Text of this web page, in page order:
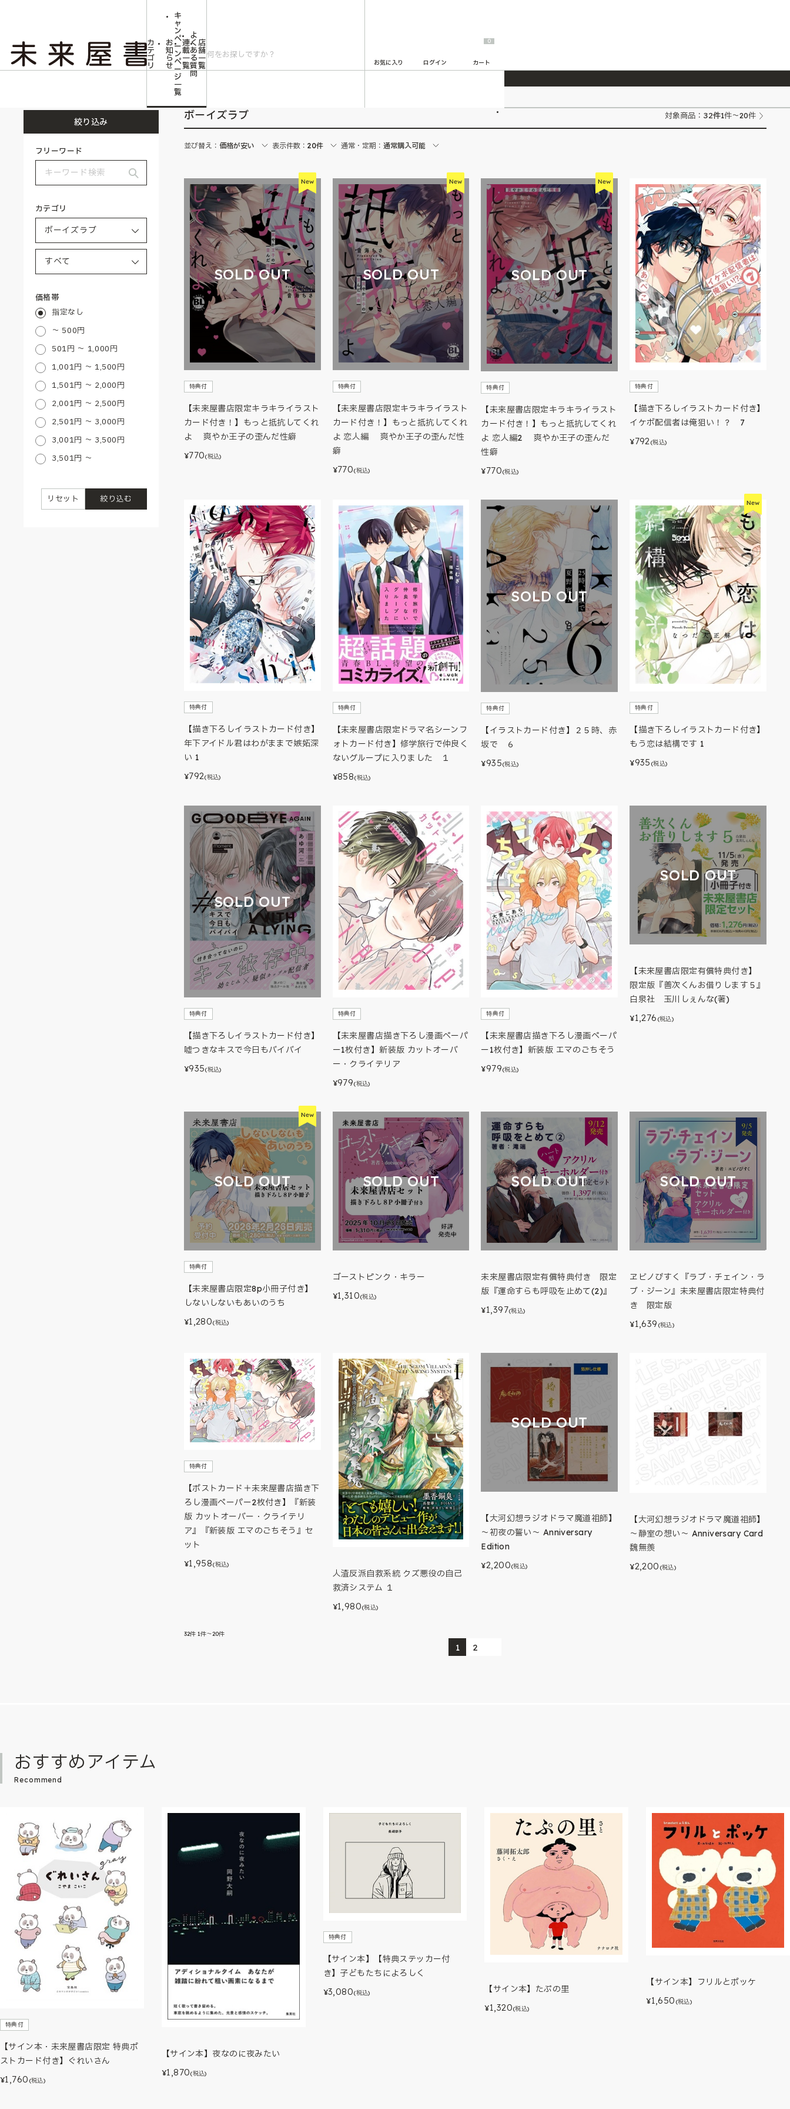
2026/7/23 『ONE PIECE magazine 021 ONE PIECEカード付き同梱版』発売延期のご案内
カ
テ
ゴ
リ
お
知
ら
せ
キ
ャ
ン
ペ
ー
ン
ペ
ー
ジ
一
覧
連
載
一
覧
よ
く
あ
る
質
問
店
舗
一
覧
お気に入り ログイン
0
カート
絞り込み
フリーワード
カテゴリ
価格帯
指定なし
～ 500円
501円 ～ 1,000円
1,001円 ～ 1,500円
1,501円 ～ 2,000円
2,001円 ～ 2,500円
2,501円 ～ 3,000円
3,001円 ～ 3,500円
3,501円 ～
絞り込む
リセット
ボーイズラブ 対象商品： 32件1件～20件
並び替え： 価格が安い 表示件数： 20件 通常・定期： 通常購入可能
SOLD OUT
特典付
【未来屋書店限定キラキライラスト
カード付き！】もっと抵抗してくれ
よ 爽やか王子の歪んだ性癖
¥770(税込)
SOLD OUT
特典付
【未来屋書店限定キラキライラスト
カード付き！】もっと抵抗してくれ
よ 恋人編 爽やか王子の歪んだ性
癖
¥770(税込)
SOLD OUT
特典付
【未来屋書店限定キラキライラスト
カード付き！】もっと抵抗してくれ
よ 恋人編2 爽やか王子の歪んだ
性癖
¥770(税込)
特典付
【描き下ろしイラストカード付き】
イケボ配信者は俺狙い！？ 7
¥792(税込)
特典付
【描き下ろしイラストカード付き】
年下アイドル君はわがままで嫉妬深
い 1
¥792(税込)
特典付
【未来屋書店限定ドラマ名シーンフ
ォトカード付き】修学旅行で仲良く
ないグループに入りました １
¥858(税込)
SOLD OUT
特典付
【イラストカード付き】２５時、赤
坂で ６
¥935(税込)
特典付
【描き下ろしイラストカード付き】
もう恋は結構です 1
¥935 (税込)
SOLD OUT
特典付
【描き下ろしイラストカード付き】
嘘つきなキスで今日もバイバイ
¥935(税込)
特典付
【未来屋書店描き下ろし漫画ペーパ
ー1枚付き】新装版 カットオーバ
ー・クライテリア
¥979(税込)
特典付
【未来屋書店描き下ろし漫画ペーパ
ー1枚付き】新装版 エマのごちそう
¥979(税込)
SOLD OUT
【未来屋書店限定有償特典付き】
限定版『善次くんお借りします５』
白泉社 玉川しぇんな(著)
¥1,276 (税込)
SOLD OUT
特典付
【未来屋書店限定8p小冊子付き】
しないしないもあいのうち
¥1,280(税込)
SOLD OUT
ゴーストピンク・キラー
¥1,310(税込)
SOLD OUT
未来屋書店限定有償特典付き 限定
版『運命すらも呼吸を止めて(2)』
¥1,397(税込)
SOLD OUT
ヱビノびすく『ラブ・チェイン・ラ
ブ・ジーン』未来屋書店限定特典付
き 限定版
¥1,639 (税込)
特典付
【ポストカード＋未来屋書店描き下
ろし漫画ペーパー2枚付き】『新装
版 カットオーバー・クライテリ
ア』『新装版 エマのごちそう』セ
ット
¥1,958(税込)
人渣反派自救系統 クズ悪役の自己
救済システム １
¥1,980(税込)
SOLD OUT
【大河幻想ラジオドラマ魔道祖師】
～初夜の誓い～ Anniversary
Edition
¥2,200(税込)
【大河幻想ラジオドラマ魔道祖師】
～静室の想い～ Anniversary Card
魏無羨
¥2,200 (税込)
32件 1件～20件
1 2
おすすめアイテム
Recommend
特典付
【サイン本・未来屋書店限定 特典ポ
ストカード付き】ぐれいさん
¥1,760 (税込)
【サイン本】夜なのに夜みたい
¥1,870(税込)
特典付
【サイン本】【特典ステッカー付
き】子どもたちによろしく
¥3,080(税込) 【サイン本】たぷの里
¥1,320(税込)
【サイン本】フリルとポッケ
¥1,650 (税込)